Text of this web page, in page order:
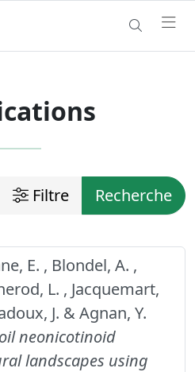
Filtre Recherche
E. , Blondel, A. ,
L. , Jacquemart,
J. & Agnan, Y.
neonicotinoid
landscapes using